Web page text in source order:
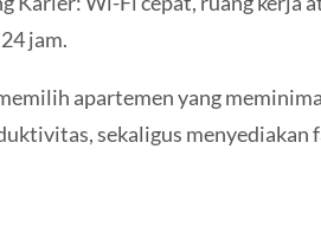
jam.
apartemen yang
sekaligus menyediakan